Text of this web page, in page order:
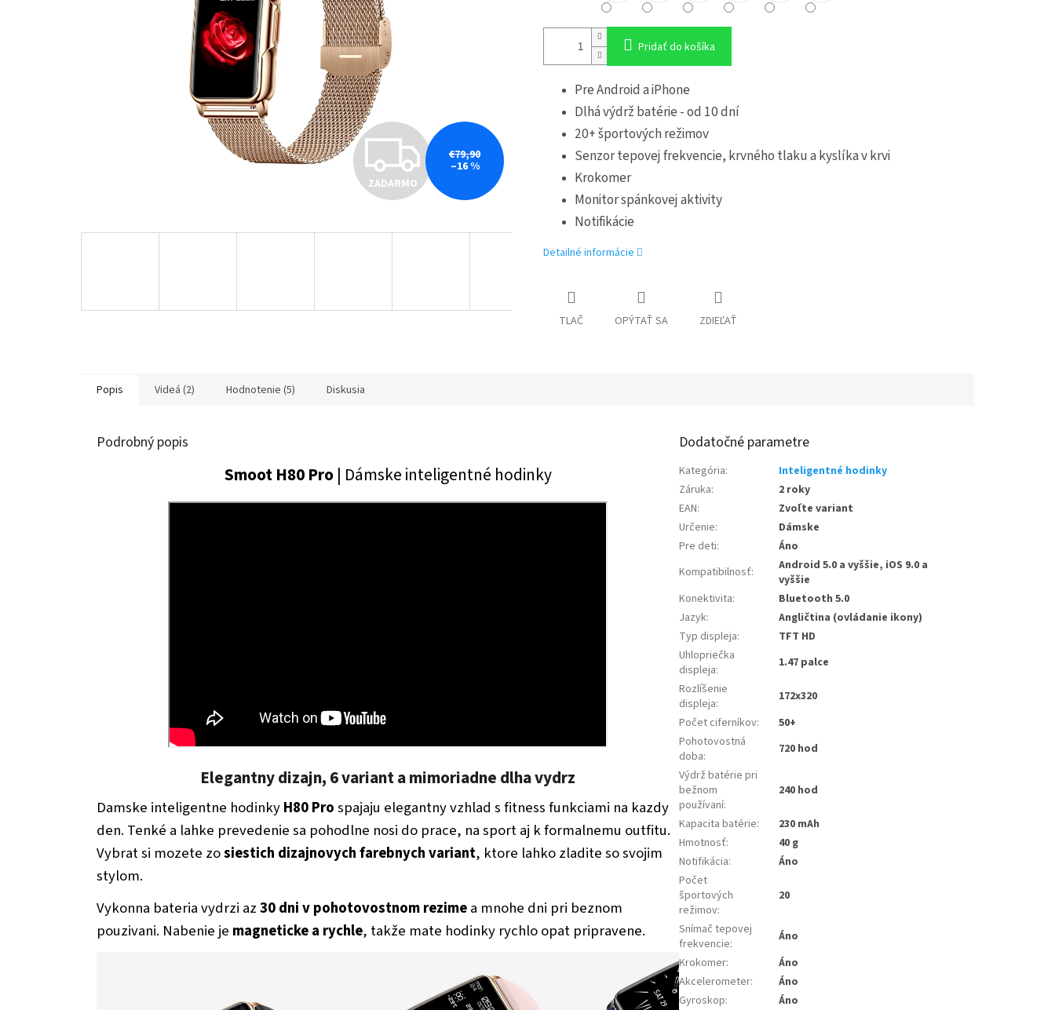
Z
A
A
O
ZADARMO
€79,90
–16 %
Pridať do košíka
Pre Android a iPhone
Dlhá výdrž batérie - od 10 dní
20+ športových režimov
Senzor tepovej frekvencie, krvného tlaku a kyslíka v krvi
Krokomer
Monitor spánkovej aktivity
Notifikácie
Detailné informácie
TLAČ OPÝTAŤ SA ZDIEĽAŤ
Popis Videá (2) Hodnotenie (5) Diskusia
Podrobný popis
Smoot H80 Pro| Dámske inteligentné hodinky
Elegantny dizajn, 6 variant a mimoriadne dlha vydrz
Damske inteligentne hodinkyH80 Prospajaju elegantny vzhlad s fitness funkciami na kazdy
den. Tenké a lahke prevedenie sa pohodlne nosi do prace, na sport aj k formalnemu outfitu.
Vybrat si mozete zosiestich dizajnovych farebnych variant, ktore lahko zladite so svojim
stylom.
Vykonna bateria vydrzi az30 dni v pohotovostnom rezimea mnohe dni pri beznom
pouzivani. Nabenie je magneticke a rychle, takže mate hodinky rychlo opat pripravene.
Dodatočné parametre
Kategória:
Inteligentné hodinky
Záruka:
2 roky
EAN:
Zvoľte variant
Určenie:
Dámske
Pre deti:
Áno
Kompatibilnosť:
Android 5.0 a vyššie, iOS 9.0 a
vyššie
Konektivita:
Bluetooth 5.0
Jazyk:
Angličtina (ovládanie ikony)
Typ displeja:
TFT HD
Uhlopriečka
displeja:
1.47 palce
Rozlíšenie
displeja:
172x320
Počet ciferníkov:
50+
Pohotovostná
doba:
720 hod
Výdrž batérie pri
bežnom
používaní:
240 hod
Kapacita batérie:
230 mAh
Hmotnosť:
40 g
Notifikácia:
Áno
Počet
športových
režimov:
20
Snímač tepovej
frekvencie:
Áno
Krokomer:
Áno
Akcelerometer:
Áno
Gyroskop:
Áno